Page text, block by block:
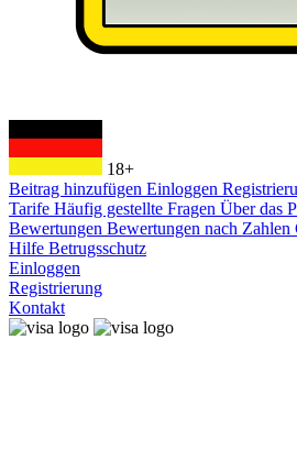
18+
Beitrag hinzufügen Einloggen
Tarife Häufig gestellte Fragen Über das
Bewertungen Bewertungen nach Zahlen
Hilfe Betrugsschutz
Einloggen
Registrierung
Kontakt